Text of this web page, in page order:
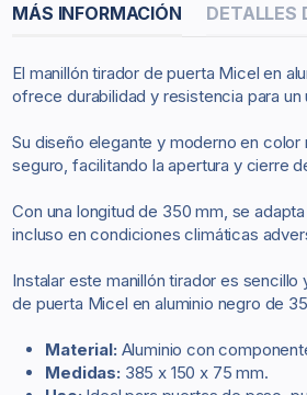
MÁS INFORMACIÓN DETALLES
El manillón tirador de puerta Micel en
ofrece durabilidad y resistencia para un
Su diseño elegante y moderno en
seguro, facilitando la apertura y cierre
Con una longitud de 350 mm, se
incluso en condiciones climáticas
Instalar este manillón tirador es
de puerta Micel en aluminio negro de
Material: Aluminio con
Medidas: 385 x 150 x 75 mm.